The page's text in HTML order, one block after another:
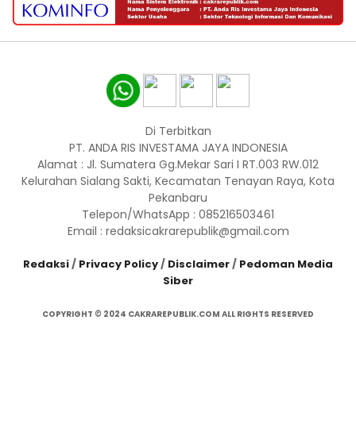
Di Terbitkan
PT. ANDA RIS INVESTAMA JAYA INDONESIA
Alamat : Jl. Sumatera Gg.Mekar Sari I RT.003 RW.012
Kelurahan Sialang Sakti, Kecamatan Tenayan Raya, Kota
Pekanbaru
Telepon/WhatsApp : 085216503461
Email : redaksicakrarepublik@gmail.com
Redaksi/ Privacy Policy/ Disclaimer/ Pedoman Media
Siber
COPYRIGHT © 2024 CAKRAREPUBLIK.COM ALL RIGHTS RESERVED